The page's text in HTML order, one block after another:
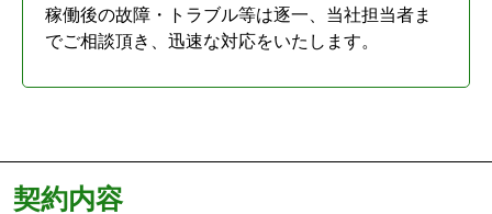
稼働後の故障・トラブル等は逐一、当社担当者ま
でご相談頂き、迅速な対応をいたします。
契約内容